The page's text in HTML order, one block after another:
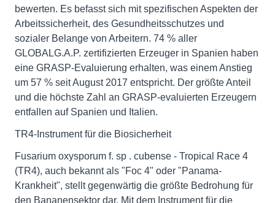
bewerten. Es befasst sich mit spezifischen Aspekten der
Arbeitssicherheit, des Gesundheitsschutzes und
sozialer Belange von Arbeitern. 74 % aller
GLOBALG.A.P. zertifizierten Erzeuger in Spanien haben
eine GRASP-Evaluierung erhalten, was einem Anstieg
um 57 % seit August 2017 entspricht. Der größte Anteil
und die höchste Zahl an GRASP-evaluierten Erzeugern
entfallen auf Spanien und Italien.
TR4-Instrument für die Biosicherheit
Fusarium oxysporum f. sp . cubense - Tropical Race 4
(TR4), auch bekannt als "Foc 4" oder "Panama-
Krankheit", stellt gegenwärtig die größte Bedrohung für
den Bananensektor dar. Mit dem Instrument für die